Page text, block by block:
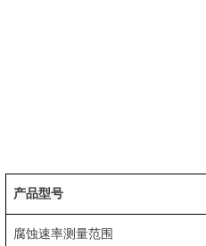
产品型号
腐蚀速率测量范围